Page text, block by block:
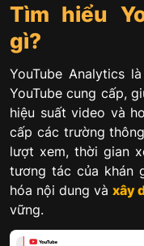
Tìm hiểu
gì?
YouTube Analytics
YouTube cung cấp,
hiệu suất video và
cấp các trường
lượt xem, thời gian
tương tác của khán
hóa nội dung và xây
vững.